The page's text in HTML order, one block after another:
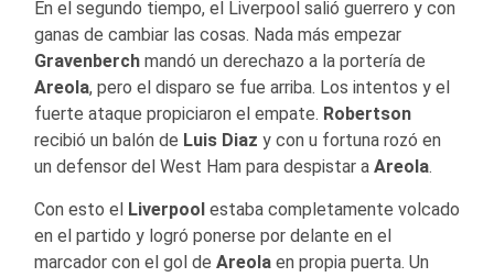
En el segundo tiempo, el Liverpool salió guerrero y con
ganas de cambiar las cosas. Nada más empezar
Gravenberch mandó un derechazo a la portería de
Areola, pero el disparo se fue arriba. Los intentos y el
fuerte ataque propiciaron el empate. Robertson
recibió un balón de Luis Diaz y con u fortuna rozó en
un defensor del West Ham para despistar a Areola.
Con esto el Liverpool estaba completamente volcado
en el partido y logró ponerse por delante en el
marcador con el gol de Areola en propia puerta. Un